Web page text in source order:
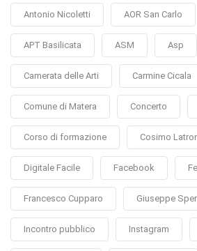
Antonio Nicoletti AOR San Carlo
APT Basilicata ASM Asp
Camerata delle Arti Carmine Cicala
Comune di Matera Concerto
Corso di formazione Cosimo
Digitale Facile Facebook
Francesco Cupparo Giuseppe
Incontro pubblico Instagram